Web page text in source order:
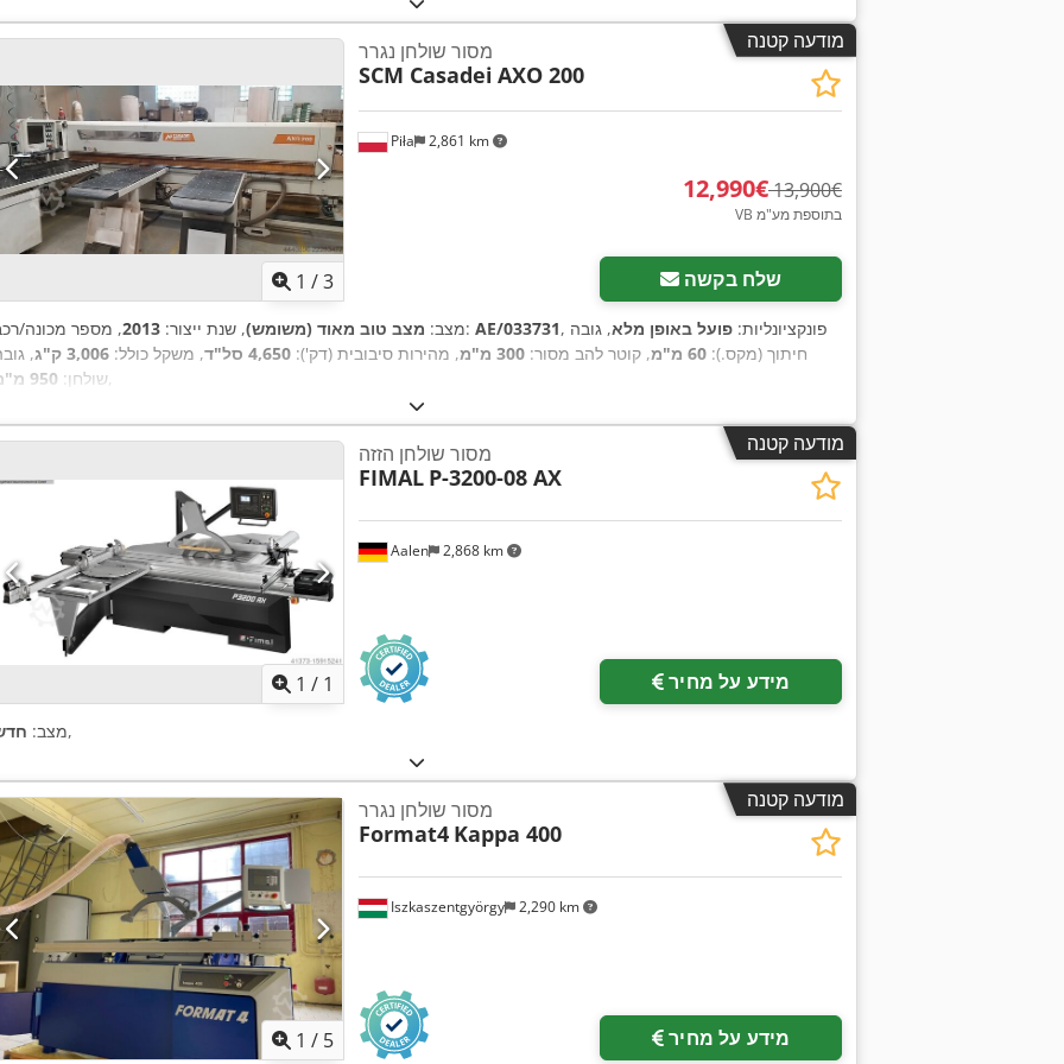
מודעה קטנה
1 /3
Piła 2,861 km
מסור שולחן נגרר
SCM Casadei AXO 200
‏12,990 ‏€ ‏13,900 ‏€
VB בתוספת מע"מ
שלח בקשה
מצב: מצב טוב מאוד (משומש), שנת ייצור: 2013 , מספר מכונה/רכב: AE/033731 , פונקציונליות: פועל באופן מלא, גובה
חיתוך (מקס.): 60 מ"מ , קוטר להב מסור: 300 מ"מ , מהירות סיבובית (דק'): 4,650 סל"ד , משקל כולל: 3,006 ק"ג
,
שולחן: 950 מ"מ ,
מודעה קטנה
1 / 1
Aalen 2,868 km
מסור שולחן הזזה
FIMAL P-3200-08 AX
מידע על מחיר
מצב:,
מודעה קטנה
1 / 5
Iszkaszentgyörgy 2,290 km
מסור שולחן נגרר
Format4 Kappa 400
מידע על מחיר